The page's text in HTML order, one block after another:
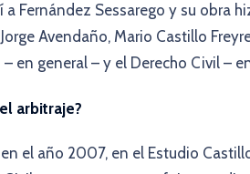
Fernández Sessarego y su obra
Avendaño, Mario Castillo
en general – y el Derecho Civil –
arbitraje?
el año 2007, en el Estudio